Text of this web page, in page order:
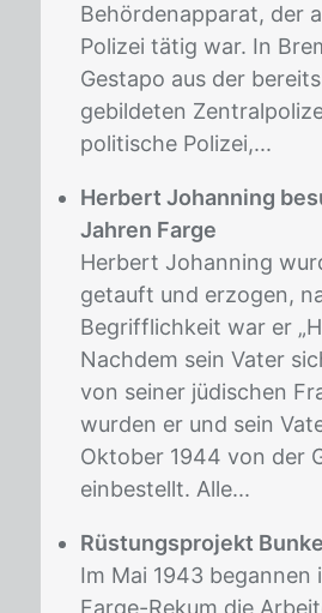
Behördenapparat, der
Polizei tätig war. In
Gestapo aus der
gebildeten
politische Polizei,...
Herbert Johanning
Jahren Farge
Herbert Johanning
getauft und erzogen,
Begrifflichkeit war er
Nachdem sein Vater
von seiner jüdischen
wurden er und sein
Oktober 1944 von der
einbestellt. Alle...
Rüstungsprojekt
Im Mai 1943 begannen
Farge-Rekum die